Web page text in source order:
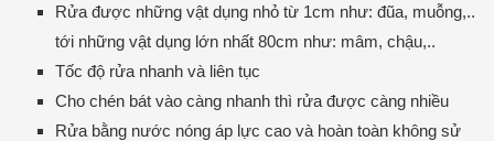
Rửa được những vật dụng nhỏ từ 1cm như: đũa, muỗng,..
tới những vật dụng lớn nhất 80cm như: mâm, chậu,..
Tốc độ rửa nhanh và liên tục
Cho chén bát vào càng nhanh thì rửa được càng nhiều
Rửa bằng nước nóng áp lực cao và hoàn toàn không sử